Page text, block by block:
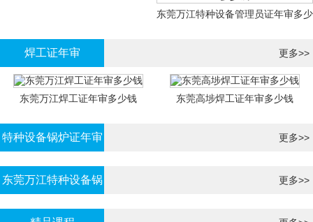
东莞万江特种设备管理员证年审多少
焊工证年审 更多>>
东莞万江焊工证年审多少钱 东莞高埗焊工证年审多少钱
特种设备锅炉证年审 更多>>
东莞万江特种设备锅
炉证年审
更多>>